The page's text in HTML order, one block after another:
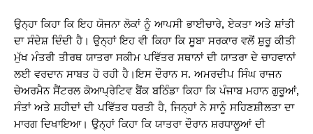
ਉਨ੍ਹਾ ਕਿਹਾ ਕਿ ਇਹ ਯੋਜਨਾ ਲੋਕਾਂ ਨੂੰ ਆਪਸੀ ਭਾਈਚਾਰੇ, ਏਕਤਾ ਅਤੇ ਸ਼ਾਂਤੀ
ਦਾ ਸੰਦੇਸ਼ ਦਿੰਦੀ ਹੈ। ਉਨ੍ਹਾਂ ਇਹ ਵੀ ਕਿਹਾ ਕਿ ਸੂਬਾ ਸਰਕਾਰ ਵਲੋਂ ਸ਼ੁਰੂ ਕੀਤੀ
ਮੁੱਖ ਮੰਤਰੀ ਤੀਰਥ ਯਾਤਰਾ ਸਕੀਮ ਪਵਿੱਤਰ ਸਥਾਨਾਂ ਦੀ ਯਾਤਰਾ ਦੇ ਚਾਹਵਾਨਾਂ
ਲਈ ਵਰਦਾਨ ਸਾਬਤ ਹੋ ਰਹੀ ਹੈ।ਇਸ ਦੌਰਾਨ ਸ. ਅਮਰਦੀਪ ਸਿੰਘ ਰਾਜਨ
ਚੇਅਰਮੈਨ ਸੈਂਟਰਲ ਕੋਆਪ੍ਰੇਟਿਵ ਬੈਂਕ ਬਠਿੰਡਾ ਕਿਹਾ ਕਿ ਪੰਜਾਬ ਮਹਾਨ ਗੁਰੂਆਂ,
ਸੰਤਾਂ ਅਤੇ ਸ਼ਹੀਦਾਂ ਦੀ ਪਵਿੱਤਰ ਧਰਤੀ ਹੈ, ਜਿਨ੍ਹਾਂ ਨੇ ਸਾਨੂੰ ਸਹਿਣਸ਼ੀਲਤਾ ਦਾ
ਮਾਰਗ ਦਿਖਾਇਆ। ਉਨ੍ਹਾਂ ਕਿਹਾ ਕਿ ਯਾਤਰਾ ਦੌਰਾਨ ਸ਼ਰਧਾਲੂਆਂ ਦੀ